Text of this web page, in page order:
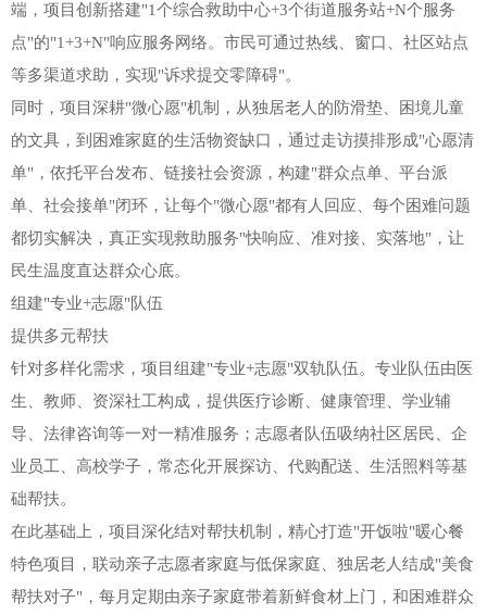
端，项目创新搭建"1个综合救助中心+3个街道服务站+N个服务
点"的"1+3+N"响应服务网络。市民可通过热线、窗口、社区站点
等多渠道求助，实现"诉求提交零障碍"。
同时，项目深耕"微心愿"机制，从独居老人的防滑垫、困境儿童
的文具，到困难家庭的生活物资缺口，通过走访摸排形成"心愿清
单"，依托平台发布、链接社会资源，构建"群众点单、平台派
单、社会接单"闭环，让每个"微心愿"都有人回应、每个困难问题
都切实解决，真正实现救助服务"快响应、准对接、实落地"，让
民生温度直达群众心底。
组建"专业+志愿"队伍
提供多元帮扶
针对多样化需求，项目组建"专业+志愿"双轨队伍。专业队伍由医
生、教师、资深社工构成，提供医疗诊断、健康管理、学业辅
导、法律咨询等一对一精准服务；志愿者队伍吸纳社区居民、企
业员工、高校学子，常态化开展探访、代购配送、生活照料等基
础帮扶。
在此基础上，项目深化结对帮扶机制，精心打造"开饭啦"暖心餐
特色项目，联动亲子志愿者家庭与低保家庭、独居老人结成"美食
帮扶对子"，每月定期由亲子家庭带着新鲜食材上门，和困难群众